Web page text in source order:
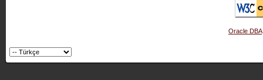
Oracle DBA